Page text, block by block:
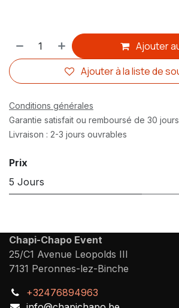
Ajouter
Ajouter à la liste de
Conditions générales
Garantie satisfait ou remboursé de 30 jours
Livraison : 2-3 jours ouvrables
Prix
5 Jours
Chapi-Chapo Event
25/C1 Avenue Leopolds III
7131 Peronnes-lez-Binche
+32476894963